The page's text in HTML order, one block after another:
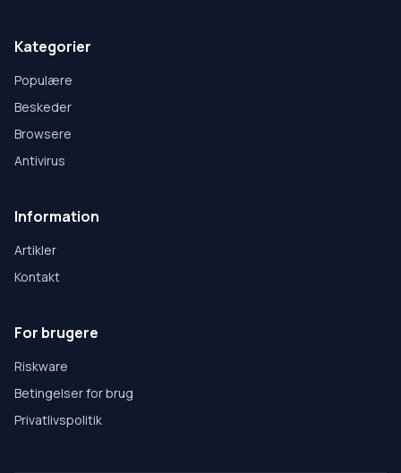
Kategorier
Populære
Beskeder
Browsere
Antivirus
Information
Artikler
Kontakt
For brugere
Riskware
Betingelser for brug
Privatlivspolitik